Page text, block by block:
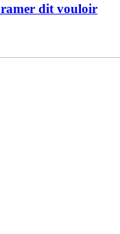
dit vouloir